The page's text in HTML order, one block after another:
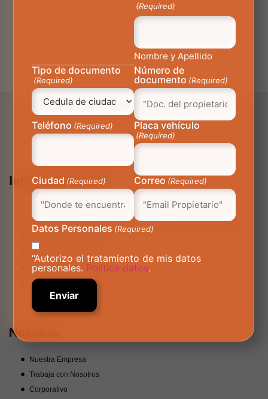
Información Legal
Términos y Condiciones
Aviso de privacidad y política de tratamiento de datos personales
Línea Ética AutoMás
Reglamento Int
Política de privacidad
Nosotros
Nuestra Empresa
Trabaja con Nosotros
Corporativo
(Required)
Nombre y Apellido
Tipo de documento
(Required)
Número de
documento (Required)
Teléfono (Required) Placa vehículo
(Required)
Ciudad (Required) Correo (Required)
Datos Personales (Required)
“Autorizo el tratamiento de mis datos
personales. Politica datos.